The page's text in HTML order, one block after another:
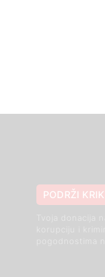
PODRŽI KRIK
Tvoja donacija
korupciju i
pogodnostima